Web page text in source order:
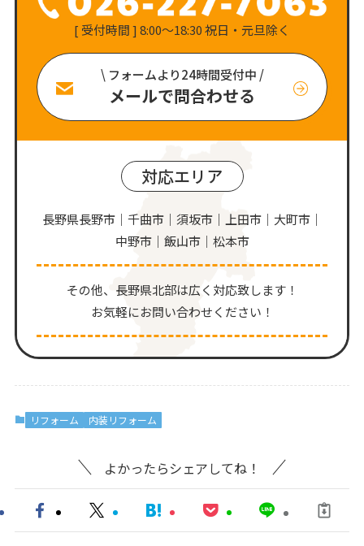
[ 受付時間 ] 8:00〜18:30 祝日・元旦除く
\ フォームより24時間受付中 /
メールで問合わせる
対応エリア
長野県長野市｜千曲市｜須坂市｜上田市｜大町市｜
中野市｜飯山市｜松本市
その他、⻑野県北部は広く対応致します！
お気軽にお問い合わせください！
リフォーム 内装リフォーム
よかったらシェアしてね！